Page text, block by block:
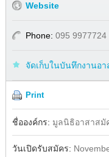
Website
Phone: 095 9977724
จัดเก็บในบันทึกงานอา
Print
ชื่อองค์กร: มูลนิธิอาสาสมั
วันเปิดรับสมัคร: